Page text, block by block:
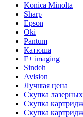
Konica Minolta
Sharp
Epson
Oki
Pantum
Катюша
F+ imaging
Sindoh
Avision
Лучшая цена
Скупка
Скупка
Скупка